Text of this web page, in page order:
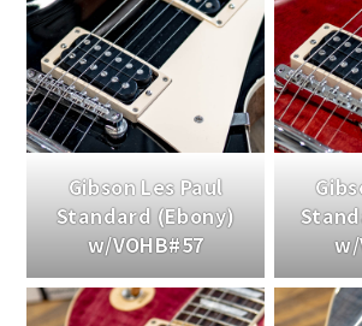
Gibson Les Paul
Standard (Ebony)
w/VOHB#57
w/